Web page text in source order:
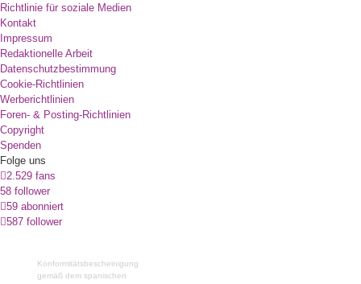
Richtlinie für soziale Medien
Kontakt
Impressum
Redaktionelle Arbeit
Datenschutzbestimmung
Cookie-Richtlinien
Werberichtlinien
Foren- & Posting-Richtlinien
Copyright
Spenden
Folge uns
2.529 fans
58 follower
59 abonniert
587 follower
Konformitätsbescheinigung
gemäß dem spanischen